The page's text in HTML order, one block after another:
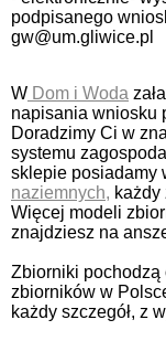
podpisanego
gw@um.gliwice.pl
W Dom i Woda
napisania wniosku
Doradzimy Ci w
systemu
sklepie posiadamy
naziemnych, każdy
Więcej modeli
znajdziesz na
Zbiorniki pochodzą
zbiorników w
każdy szczegół, z